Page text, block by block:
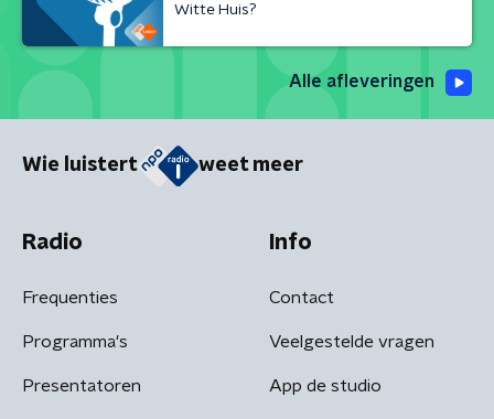
Witte Huis?
Alle afleveringen
Wie luistert weet meer
Radio
Frequenties
Programma's
Presentatoren
Info
Contact
Veelgestelde vragen
App de studio